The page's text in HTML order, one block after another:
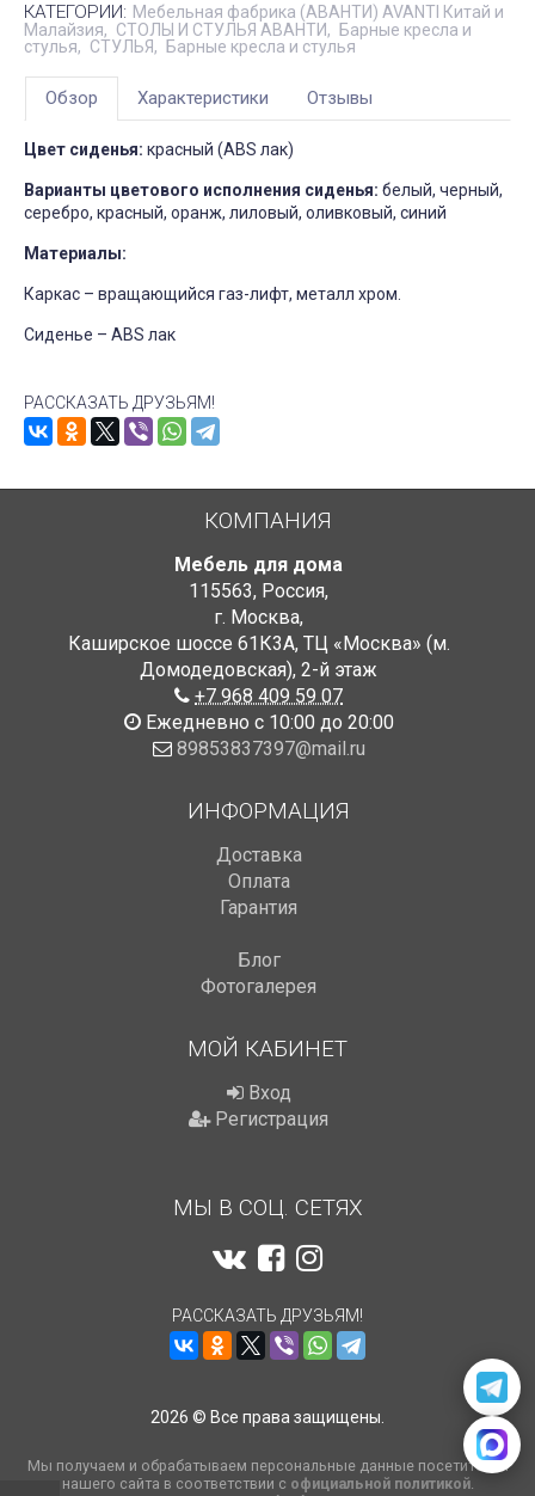
КАТЕГОРИИ: Мебельная фабрика (АВАНТИ) AVANTI Китай и
Малайзия
СТОЛЫ И СТУЛЬЯ АВАНТИ
Барные кресла и
стулья
СТУЛЬЯ Барные кресла и стулья
Обзор Характеристики Отзывы
Цвет сиденья: красный (ABS лак)
Варианты цветового исполнения сиденья: белый, черный,
серебро, красный, оранж, лиловый, оливковый, синий
Материалы:
Каркас – вращающийся газ-лифт, металл хром.
Сиденье – ABS лак
РАССКАЗАТЬ ДРУЗЬЯМ!
КОМПАНИЯ
Мебель для дома
115563, Россия,
г. Москва,
Каширское шоссе 61К3А, ТЦ «Москва» (м.
Домодедовская), 2-й этаж
+7 968 409 59 07
Ежедневно с 10:00 до 20:00
89853837397@mail.ru
ИНФОРМАЦИЯ
Доставка
Оплата
Гарантия
Блог
Фотогалерея
МОЙ КАБИНЕТ
Вход
Регистрация
МЫ В СОЦ. СЕТЯХ
РАССКАЗАТЬ ДРУЗЬЯМ!
2026 © Все права защищены.
Мы получаем и обрабатываем персональные данные посетителей
нашего сайта в соответствии с официальной политикой.